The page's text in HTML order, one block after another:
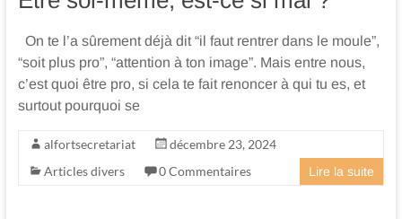
et
juridique
Bonneval
Eure
et
Loir
On te l’a sûrement déjà dit “il faut rentrer dans le moule”,
“soit plus pro”, “attention à ton image”. Mais entre nous,
c’est quoi être pro, si cela te fait renoncer à qui tu es, et
surtout pourquoi se
alfortsecretariat
décembre 23, 2024
Articles divers
0 Commentaires Lire la suite